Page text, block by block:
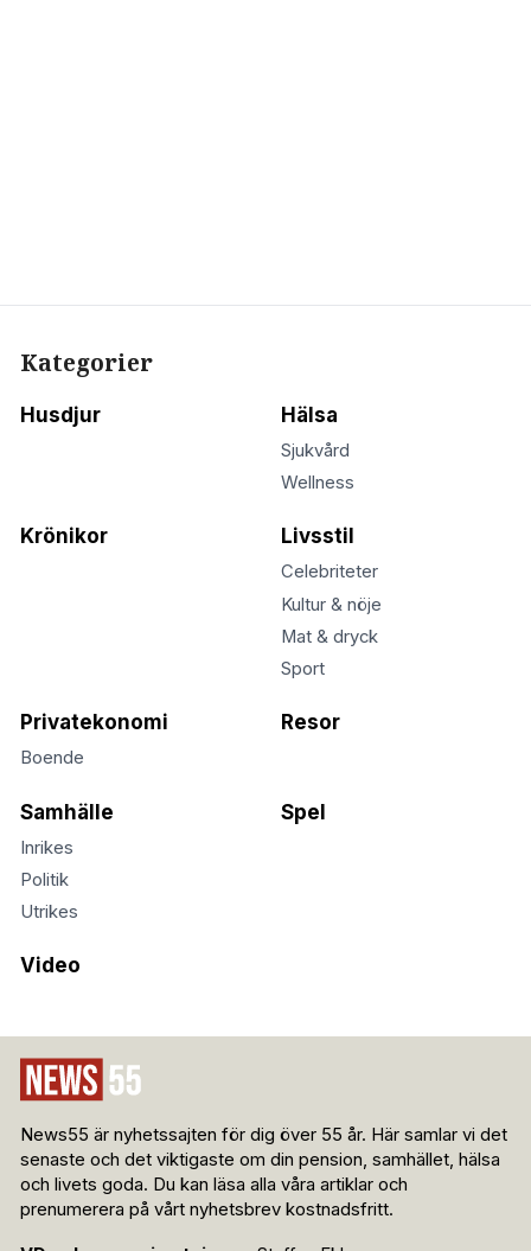
Kategorier
Husdjur Hälsa
Sjukvård
Wellness
Krönikor Livsstil
Celebriteter
Kultur & nöje
Mat & dryck
Sport
Privatekonomi
Boende
Resor
Samhälle
Inrikes
Politik
Utrikes
Spel
Video
News55 är nyhetssajten för dig över 55 år. Här samlar vi det
senaste och det viktigaste om din pension, samhället, hälsa
och livets goda. Du kan läsa alla våra artiklar och
prenumerera på vårt nyhetsbrev kostnadsfritt.